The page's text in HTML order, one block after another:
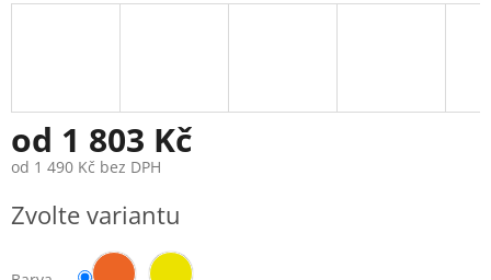
od 1 803 Kč
od 1 490 Kč bez DPH
cena:
Zvolte variantu